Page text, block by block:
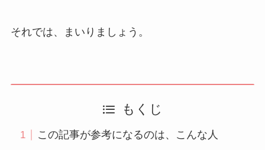
それでは、まいりましょう。
もくじ
この記事が参考になるのは、こんな人